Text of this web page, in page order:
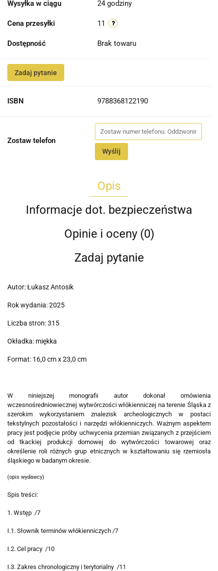
Wysyłka w ciągu 24 godziny
Cena przesyłki 11
Dostępność Brak towaru
Zadaj pytanie
ISBN 9788368122190
Zostaw telefon
Wyślij
Opis
Informacje dot. bezpieczeństwa
Opinie i oceny (0)
Zadaj pytanie
Autor: Łukasz Antosik
Rok wydania: 2025
Liczba stron: 315
Okładka: miękka
Format: 16,0 cm x 23,0 cm
W niniejszej monografii autor dokonał omówienia
wczesnośredniowiecznej wytwórczości włókienniczej na terenie Śląska z
szerokim wykorzystaniem znalezisk archeologicznych w postaci
tekstylnych pozostałości i narzędzi włókienniczych. Ważnym aspektem
pracy jest podjęcie próby uchwycenia przemian związanych z przejściem
od tkackiej produkcji domowej do wytwórczości towarowej oraz
określenie roli różnych grup etnicznych w kształtowaniu się rzemiosła
śląskiego w badanym okresie.
(opis wydawcy)
Spis treści:
1. Wstęp /7
I.1. Słownik terminów włókienniczych /7
I.2. Cel pracy /10
I.3. Zakres chronologiczny i terytorialny /11